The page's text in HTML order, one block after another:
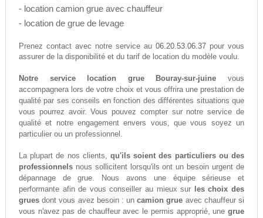
- location camion grue avec chauffeur
- location de grue de levage
Prenez contact avec notre service au06.20.53.06.37 pour vous
assurer de la disponibilité et du tarif de location du modèle voulu.
Notre service location grue Bouray-sur-juine vous
accompagnera lors de votre choix et vous offrira une prestation de
qualité par ses conseils en fonction des différentes situations que
vous pourrez avoir. Vous pouvez compter sur notre service de
qualité et notre engagement envers vous, que vous soyez un
particulier ou un professionnel.
La plupart de nos clients, qu'ils soient des particuliers ou des
professionnelsnous sollicitent lorsqu'ils ont un besoin urgent de
dépannage de grue. Nous avons une équipe sérieuse et
performante afin de vous conseiller au mieux sur
les choix des
gruesdont vous avez besoin : uncamion grue avec chauffeur si
vous n'avez pas de chauffeur avec le permis approprié, unegrue